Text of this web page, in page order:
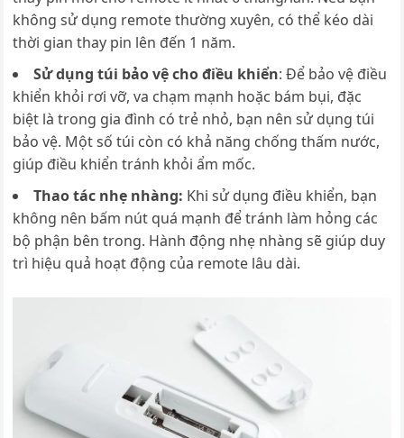
không sử dụng remote thường xuyên, có thể kéo dài
thời gian thay pin lên đến 1 năm.
Sử dụng túi bảo vệ cho điều khiển: Để bảo vệ điều
khiển khỏi rơi vỡ, va chạm mạnh hoặc bám bụi, đặc
biệt là trong gia đình có trẻ nhỏ, bạn nên sử dụng túi
bảo vệ. Một số túi còn có khả năng chống thấm nước,
giúp điều khiển tránh khỏi ẩm mốc.
Thao tác nhẹ nhàng: Khi sử dụng điều khiển, bạn
không nên bấm nút quá mạnh để tránh làm hỏng các
bộ phận bên trong. Hành động nhẹ nhàng sẽ giúp duy
trì hiệu quả hoạt động của remote lâu dài.